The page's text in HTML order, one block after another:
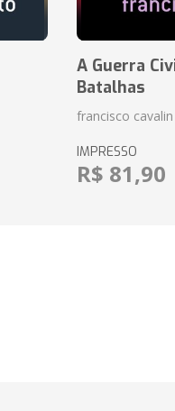
A Guerra
Batalhas
francisco
IMPRESSO
R$ 81,90